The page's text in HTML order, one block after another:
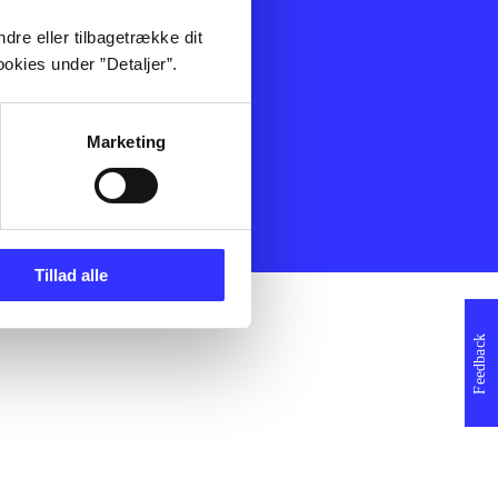
eller tilbagetrække dit
under ”Detaljer”.
Marketing
Tillad alle
Feedback
Film
Musik